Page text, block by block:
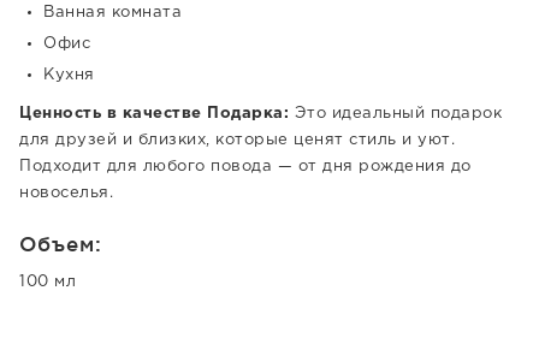
Ванная комната
Офис
Кухня
Ценность в качестве Подарка: Это идеальный подарок
для друзей и близких, которые ценят стиль и уют.
Подходит для любого повода — от дня рождения до
новоселья.
Объем:
100 мл